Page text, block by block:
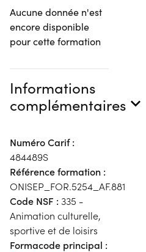
Aucune donnée n'est
encore disponible
pour cette formation
Informations
complémentaires
Numéro Carif :
484489S
Référence formation :
ONISEP_FOR.5254_AF.881
Code NSF : 335 -
Animation culturelle,
sportive et de loisirs
Formacode principal :